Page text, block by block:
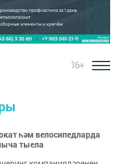
16+
һәм велосипедларда
тыела